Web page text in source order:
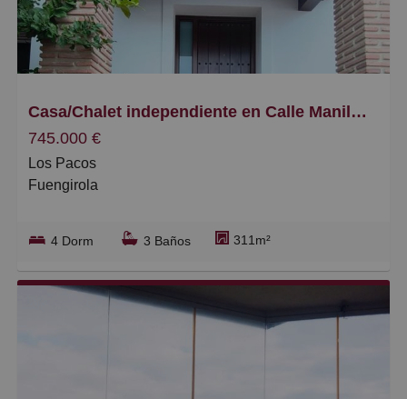
Casa/Chalet independiente en Calle Manilva, Los Pacos
745.000 €
Los Pacos
Fuengirola
Ubicada en la zona de Los Pacos, Fuengirola, esta
vivienda independiente ofrece un conjunto cómodo y
funcional para familias que buscan espacio y
privacidad. Distribuida en 190 m2 construidos, la casa
se apoya en un diseño práctico que facilita la vida
diaria, con zonas de uso común amplias y estancias
4 Dorm 3 Baños 311m²